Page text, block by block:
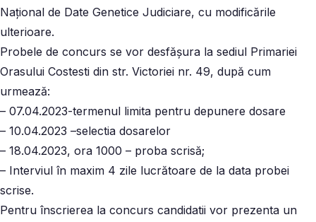
Naţional de Date Genetice Judiciare, cu modificările
ulterioare.
Probele de concurs se vor desfăşura la sediul Primariei
Orasului Costesti din str. Victoriei nr. 49, după cum
urmează:
– 07.04.2023-termenul limita pentru depunere dosare
– 10.04.2023 –selectia dosarelor
– 18.04.2023, ora 1000 – proba scrisă;
– Interviul în maxim 4 zile lucrătoare de la data probei
scrise.
Pentru înscrierea la concurs candidatii vor prezenta un